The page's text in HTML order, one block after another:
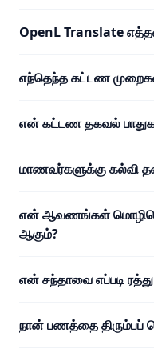
OpenL Translate
எந்தெந்த கட்டண
என் கட்டண தகவல்
மாணவர்களுக்கு கல்வி
என் ஆவணங்கள்
ஆகும்?
என் சந்தாவை எப்படி
நான் பணத்தை திரும்பப்